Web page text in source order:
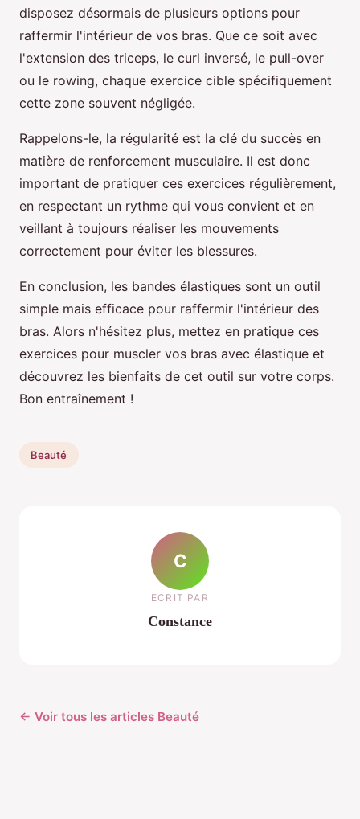
disposez désormais de plusieurs options pour
raffermir l'intérieur de vos bras. Que ce soit avec
l'extension des triceps, le curl inversé, le pull-over
ou le rowing, chaque exercice cible spécifiquement
cette zone souvent négligée.
Rappelons-le, la régularité est la clé du succès en
matière de renforcement musculaire. Il est donc
important de pratiquer ces exercices régulièrement,
en respectant un rythme qui vous convient et en
veillant à toujours réaliser les mouvements
correctement pour éviter les blessures.
En conclusion, les bandes élastiques sont un outil
simple mais efficace pour raffermir l'intérieur des
bras. Alors n'hésitez plus, mettez en pratique ces
exercices pour muscler vos bras avec élastique et
découvrez les bienfaits de cet outil sur votre corps.
Bon entraînement !
Beauté
C
ECRIT PAR
Constance
← Voir tous les articles Beauté